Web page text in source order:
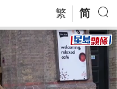
繁 简